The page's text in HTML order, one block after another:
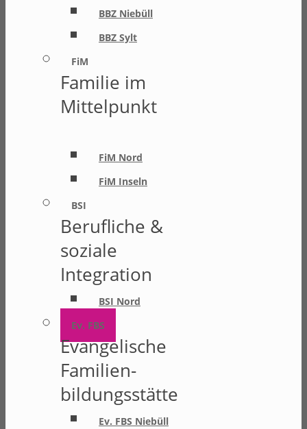
BBZ Niebüll
BBZ Sylt
FiM
Familie im
Mittelpunkt
FiM Nord
FiM Inseln
BSI
Berufliche &
soziale
Integration
BSI Nord
Ev. FBS
Evangelische
Familien-
bildungsstätte
Ev. FBS Niebüll